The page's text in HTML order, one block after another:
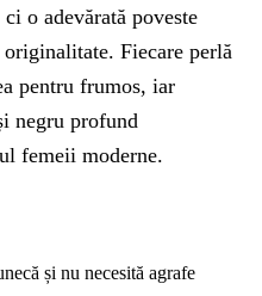
o adevărată poveste
Fiecare perlă
pentru frumos, iar
negru profund
femeii moderne.
și nu necesită agrafe